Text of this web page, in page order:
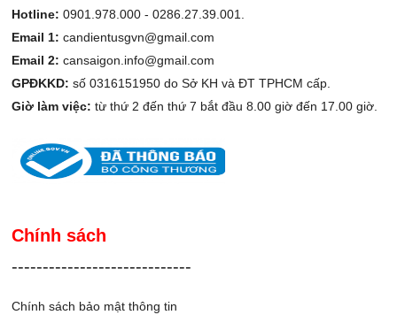
Hotline: 0901.978.000 -0286.27.39.001.
Email 1: candientusgvn@gmail.com
Email 2: cansaigon.info@gmail.com
GPĐKKD: số 0316151950 do Sở KH và ĐT TPHCM cấp.
Giờ làm việc: từ thứ 2 đến thứ 7 bắt đầu 8.00 giờ đến 17.00 giờ.
Chính sách
-----------------------------
Chính sách bảo mật thông tin